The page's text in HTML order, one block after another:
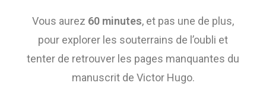
Vous aurez 60 minutes, et pas une de plus,
pour explorer les souterrains de l’oubli et
tenter de retrouver les pages manquantes du
manuscrit de Victor Hugo.